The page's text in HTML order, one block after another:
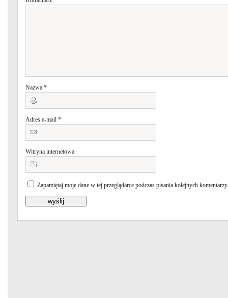
Nazwa *
Adres e-mail *
Witryna internetowa
Zapamiętaj moje dane w tej przeglądarce podczas pisania kolejnych komentarzy.